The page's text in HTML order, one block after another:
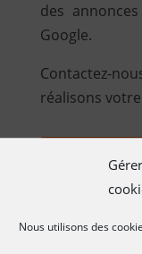
Nous utilisons des
des
Google.
Contactez-
réalisons
DEVIS